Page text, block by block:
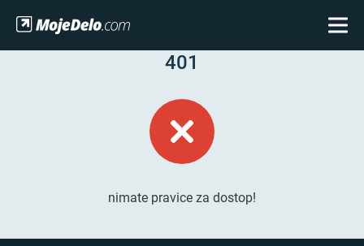
401
nimate pravice za dostop!